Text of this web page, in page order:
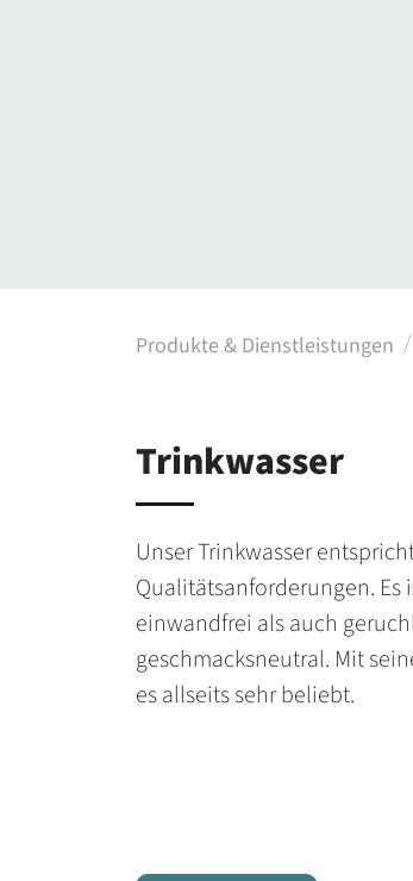
Produkte & Dienstleistungen
Trinkwasser
Unser Trinkwasser
Qualitätsanforderungen. Es
einwandfrei als auch
geschmacksneutral. Mit
es allseits sehr beliebt.